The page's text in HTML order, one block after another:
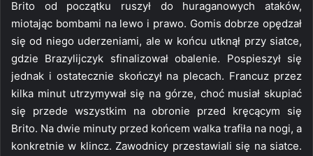
Brito od początku ruszył do huraganowych ataków,
miotając bombami na lewo i prawo. Gomis dobrze opędzał
się od niego uderzeniami, ale w końcu utknął przy siatce,
gdzie Brazylijczyk sfinalizował obalenie. Pospieszył się
jednak i ostatecznie skończył na plecach. Francuz przez
kilka minut utrzymywał się na górze, choć musiał skupiać
się przede wszystkim na obronie przed kręcącym się
Brito. Na dwie minuty przed końcem walka trafiła na nogi, a
konkretnie w klincz. Zawodnicy przestawiali się na siatce.